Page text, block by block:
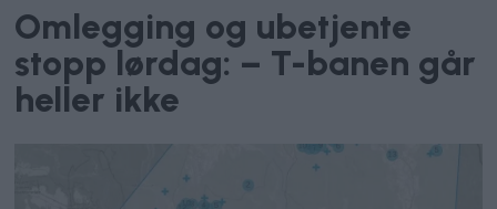
Omlegging og ubetjente
stopp lørdag: – T-banen går
heller ikke